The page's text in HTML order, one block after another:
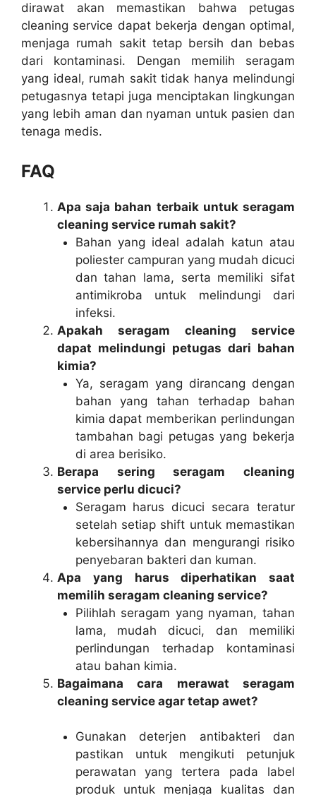
dirawat akan memastikan bahwa petugas
cleaning service dapat bekerja dengan optimal,
menjaga rumah sakit tetap bersih dan bebas
dari kontaminasi. Dengan memilih seragam
yang ideal, rumah sakit tidak hanya melindungi
petugasnya tetapi juga menciptakan lingkungan
yang lebih aman dan nyaman untuk pasien dan
tenaga medis.
FAQ
Apa saja bahan terbaik untuk seragam
cleaning service rumah sakit?
Bahan yang ideal adalah katun atau
poliester campuran yang mudah dicuci
dan tahan lama, serta memiliki sifat
antimikroba untuk melindungi dari
infeksi.
Apakah seragam cleaning service
dapat melindungi petugas dari bahan
kimia?
Ya, seragam yang dirancang dengan
bahan yang tahan terhadap bahan
kimia dapat memberikan perlindungan
tambahan bagi petugas yang bekerja
di area berisiko.
Berapa sering seragam cleaning
service perlu dicuci?
Seragam harus dicuci secara teratur
setelah setiap shift untuk memastikan
kebersihannya dan mengurangi risiko
penyebaran bakteri dan kuman.
Apa yang harus diperhatikan saat
memilih seragam cleaning service?
Pilihlah seragam yang nyaman, tahan
lama, mudah dicuci, dan memiliki
perlindungan terhadap kontaminasi
atau bahan kimia.
Bagaimana cara merawat seragam
cleaning service agar tetap awet?
Gunakan deterjen antibakteri dan
pastikan untuk mengikuti petunjuk
perawatan yang tertera pada label
produk untuk menjaga kualitas dan